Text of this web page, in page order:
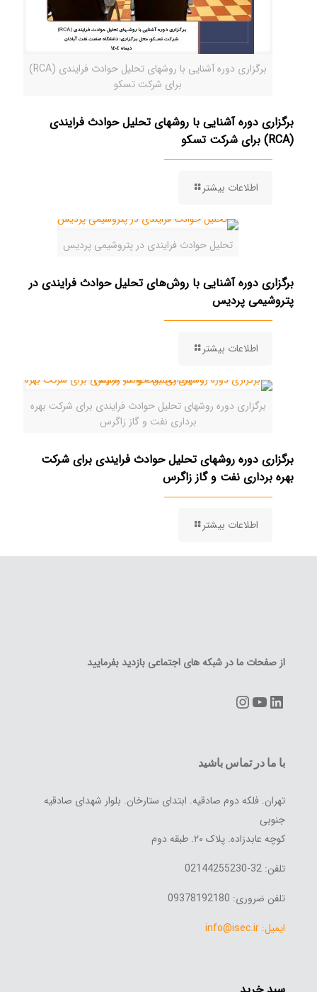
برگزاری دوره آشنایی با روشهای تحلیل حوادث فرایندی (RCA)
برای شرکت تسکو
برگزاری دوره آشنایی با روشهای تحلیل حوادث فرایندی
(RCA) برای شرکت تسکو
اطلاعات بیشتر
تحلیل حوادث فرایندی در پتروشیمی پردیس
برگزاری دوره آشنایی با روش‌های تحلیل حوادث فرایندی در
پتروشیمی پردیس
اطلاعات بیشتر
برگزاری دوره روشهای تحلیل حوادث فرایندی برای شرکت بهره
برداری نفت و گاز زاگرس
برگزاری دوره روشهای تحلیل حوادث فرایندی برای شرکت
بهره برداری نفت و گاز زاگرس
اطلاعات بیشتر
از صفحات ما در شبکه های اجتماعی بازدید بفرمایید
LinkedIn
YouTube
Instagram
با ما در تماس باشید
تهران. فلکه دوم صادقیه. ابتدای ستارخان. بلوار شهدای صادقیه
جنوبی
کوچه عابدزاده. پلاک ۲۰. طبقه دوم
تلفن: 32-02144255230
تلفن ضروری: 09378192180
ایمیل: info@isec.ir